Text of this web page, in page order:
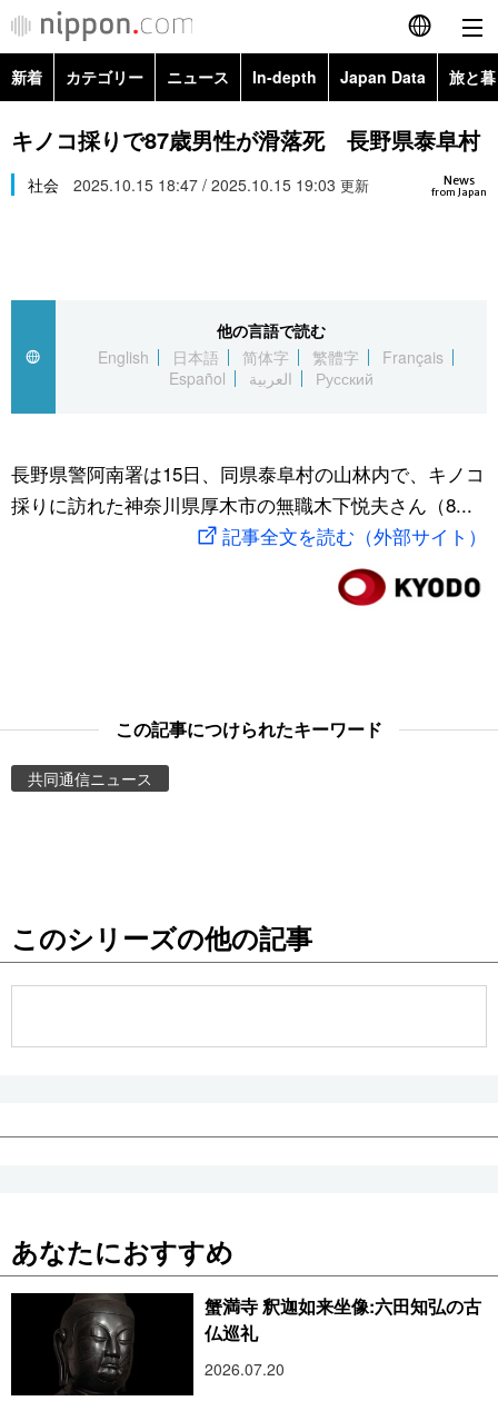
English
简体字
繁體字
العربية
社会
スポーツ・東京2020
旅と暮らし
Images
新着 カテゴリー ニュース In-depth Japan Data 旅と
政治・外交
経済・ビジネス
社会
文化
科学・技術
暮らし
Topics
Images
お知らせ
キノコ採りで87歳男性が滑落死 長野県泰阜村
News
from Japan
社会 2025.10.15 18:47 / 2025.10.15 19:03 更新
他の言語で読む
English
日本語 简体字 繁體字
Français
Español
العربية Русский
長野県警阿南署は15日、同県泰阜村の山林内で、キノコ
採りに訪れた神奈川県厚木市の無職木下悦夫さん（8...
記事全文を読む（外部サイト）
この記事につけられたキーワード
共同通信ニュース
このシリーズの他の記事
あなたにおすすめ
蟹満寺 釈迦如来坐像:六田知弘の古
仏巡礼
2026.07.20